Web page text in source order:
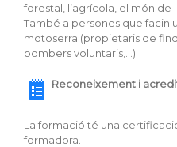
forestal, l’agrícola, el món de
També a persones que facin
motoserra (propietaris de
bombers voluntaris,…).
Reconeixement i
La formació té una
formadora.